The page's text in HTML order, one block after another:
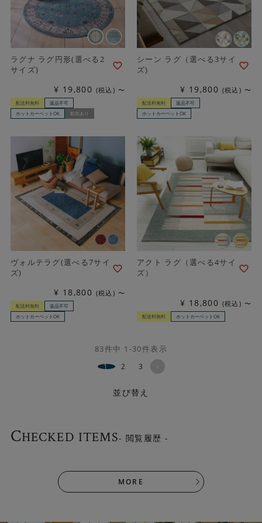
ラグナ ラグ円形(選べる2
サイズ)
¥ 19,800 税込 〜
配送料無料
返品不可
ホットカーペットOK
動画あり
シーン ラグ（選べる3サイ
ズ)
¥ 19,800 税込 〜
配送料無料
返品不可
ホットカーペットOK
ヴォルテラグ(選べる7サイ
ズ)
¥ 18,800 税込 〜
配送料無料
返品不可
ホットカーペットOK
アクト ラグ（選べる4サイ
ズ）
¥ 18,800 税込 〜
配送料無料 ホットカーペットOK
並び替え
83件中 1 -30件表示
1 2 3
CHECKED ITEMS- 閲覧履歴 -
MORE